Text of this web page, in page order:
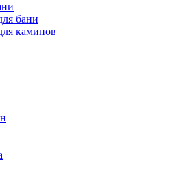
бани
каминов